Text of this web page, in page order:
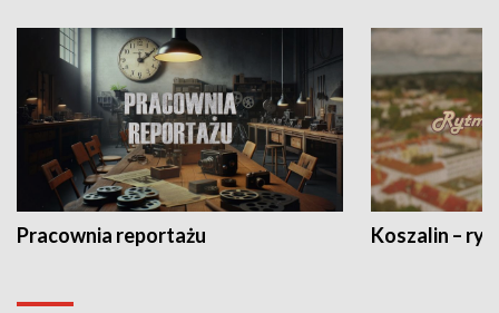
Pracownia reportażu Koszalin –